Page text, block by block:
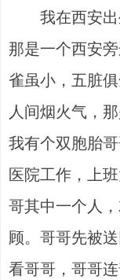
我在西安出
那是一个西安
雀虽小，五脏
人间烟火气，
我有个双胞胎
医院工作，上
哥其中一个人
顾。哥哥先被
看哥哥，哥哥